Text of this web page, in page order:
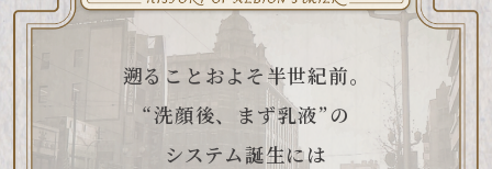
遡ることおよそ半世紀前。
“洗顔後、まず乳液”の
システム誕生には